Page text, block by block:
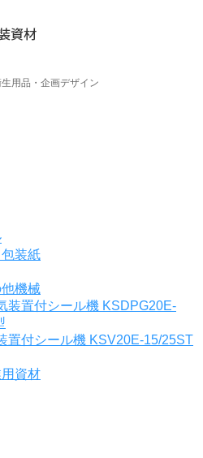
用品・企画デザイン
装紙
機械
装置付シール機 KSDPG20E-
置付シール機 KSV20E-15/25ST
資材